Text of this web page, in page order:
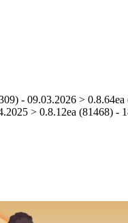
- 09.03.2026 >
> 0.8.12ea (81468)